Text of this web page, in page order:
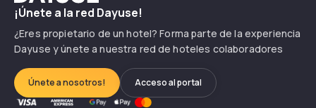
¡Únete a la red Dayuse!
¿Eres propietario de un hotel? Forma parte de la experiencia
Dayuse y únete a nuestra red de hoteles colaboradores
Únete a nosotros! Acceso al portal